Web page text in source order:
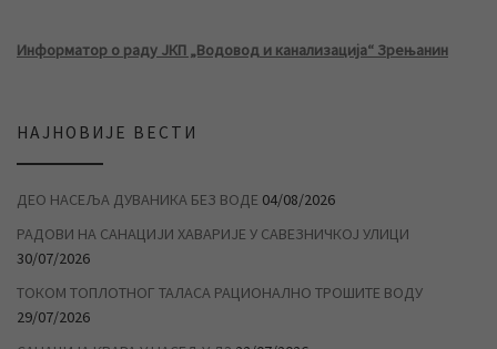
Информатор о раду ЈКП „Водовод и канализација“ Зрењанин
НАЈНОВИЈЕ ВЕСТИ
ДЕО НАСЕЉА ДУВАНИКА БЕЗ ВОДЕ 04/08/2026
РАДОВИ НА САНАЦИЈИ ХАВАРИЈЕ У САВЕЗНИЧКОЈ УЛИЦИ
30/07/2026
ТОКОМ ТОПЛОТНОГ ТАЛАСА РАЦИОНАЛНО ТРОШИТЕ ВОДУ
29/07/2026